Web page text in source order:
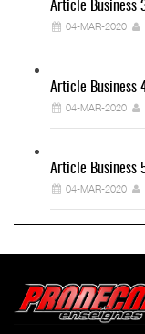
Article Business
04-MAR-2020
Article Business
04-MAR-2020
Article Business
04-MAR-2020